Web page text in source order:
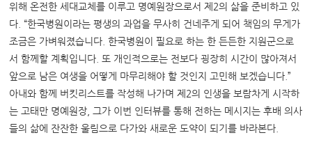
위해 온전한 세대교체를 이루고 명예원장으로서 제2의 삶을 준비하고 있
다. “한국병원이라는 평생의 과업을 무사히 건네주게 되어 책임의 무게가
조금은 가벼워졌습니다. 한국병원이 필요로 하는 한 든든한 지원군으로
서 함께할 계획입니다. 또 개인적으로는 전보다 굉장히 시간이 많아져서
앞으로 남은 여생을 어떻게 마무리해야 할 것인지 고민해 보겠습니다.”
아내와 함께 버킷리스트를 작성해 나가며 제2의 인생을 보람차게 시작하
는 고태만 명예원장, 그가 이번 인터뷰를 통해 전하는 메시지는 후배 의사
들의 삶에 잔잔한 울림으로 다가와 새로운 도약이 되기를 바라본다.